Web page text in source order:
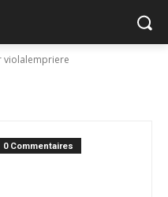
violalempriere
0 Commentaires